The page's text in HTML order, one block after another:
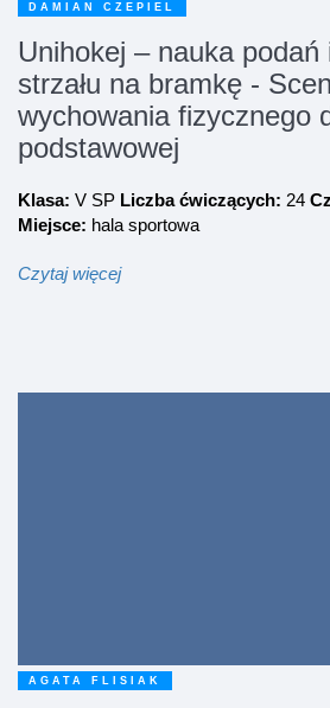
DAMIAN CZEPIEL
Unihokej – nauka podań
strzału na bramkę -
wychowania fizycznego
podstawowej
Klasa: V SP Liczba ćwiczących: 24
Miejsce: hala sportowa
Czytaj więcej
AGATA FLISIAK